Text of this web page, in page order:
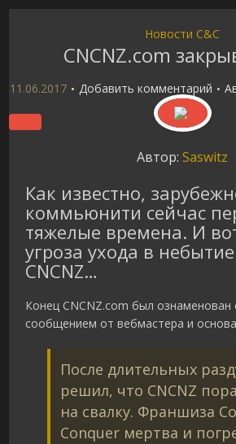
Новости C&C
CNCNZ.com
11.06.2017 Добавить комментарий
Автор: Saswitz
Как известно,
коммьюнити сейчас
тяжелые времена. И
угроза ухода в
CNCNZ…
Конец CNCNZ.com был
сообщением от вебмастера и
После длительных
решил, что CNCNZ
на свалку. Франшиза
Conquer мертва и